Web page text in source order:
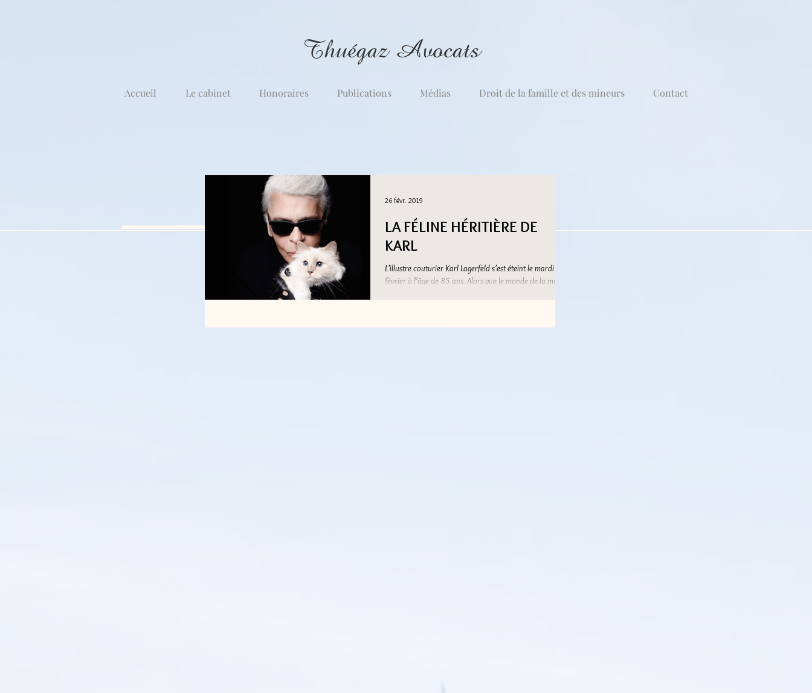
Accueil Le cabinet Honoraires Publications Médias Droit de la famille et des mineurs Contact
Thuégaz Avocats
LA FÉLINE HÉRITIÈRE DE
KARL
L’illustre couturier Karl Lagerfeld s’est éteint le mardi 19
février à l’âge de 85 ans. Alors que le monde de la mode
26 févr. 2019